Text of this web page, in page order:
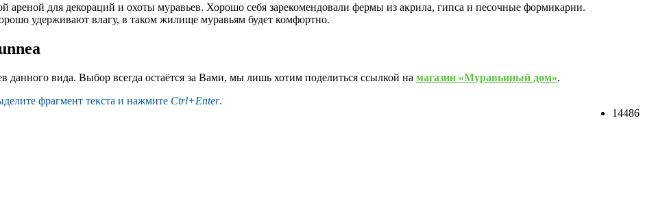
ареной для декораций и охоты муравьев. Хорошо себя зарекомендовали фермы из акрила, гипса и песочные формикарии.
удерживают влагу, в таком жилище муравьям будет комфортно.
данного вида. Выбор всегда остаётся за Вами, мы лишь хотим поделиться ссылкой на магазин «Муравьиный дом».
фрагмент текста и нажмите Ctrl+Enter.
14486